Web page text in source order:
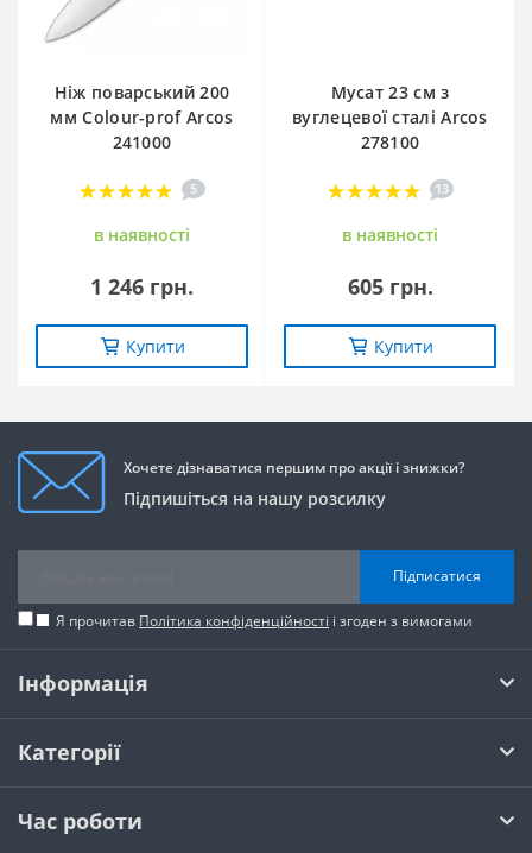
Ніж поварський 200
мм Сolour-prof Arcos
241000
5
в наявностi
1 246 грн.
Купити
Мусат 23 см з
вуглецевої сталі Arcos
278100
13
в наявностi
605 грн.
Купити
Хочете дізнаватися першим про акції і знижки?
Підпишіться на нашу розсилку
Підписатися
Я прочитав Політика конфіденційності і згоден з вимогами
Інформація
Категорії
Час роботи